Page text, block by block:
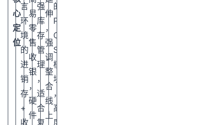
心
定
位
言
环
境
的
进
销
存
+
收
易
零
售
收
银
，
硬
件
强
库
存
管
理
，
适
合
复
伸
，
强
调
整
合
线
上
的
P
O
S
模
块
，
高
度